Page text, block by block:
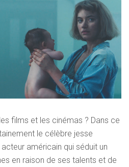
films et les cinémas ? Dans ce
le célèbre jesse
américain qui séduit un
en raison de ses talents et de